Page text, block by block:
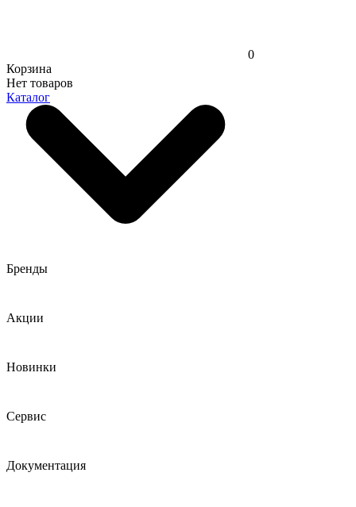
0
Корзина
Нет товаров
Каталог
Бренды
Акции
Новинки
Сервис
Документация